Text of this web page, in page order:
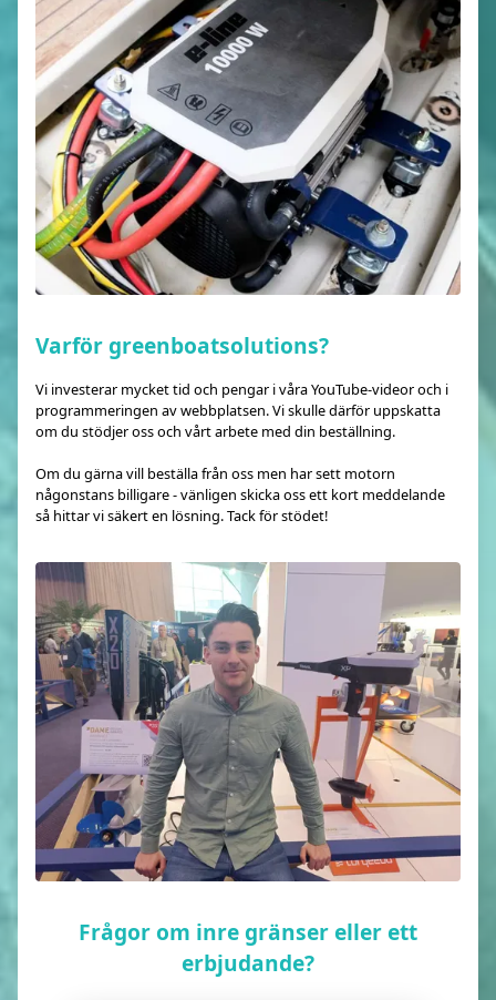
Varför greenboatsolutions?
Vi investerar mycket tid och pengar i våra YouTube-videor och i
programmeringen av webbplatsen. Vi skulle därför uppskatta
om du stödjer oss och vårt arbete med din beställning.
Om du gärna vill beställa från oss men har sett motorn
någonstans billigare - vänligen skicka oss ett kort meddelande
så hittar vi säkert en lösning. Tack för stödet!
Frågor om inre gränser eller ett
erbjudande?